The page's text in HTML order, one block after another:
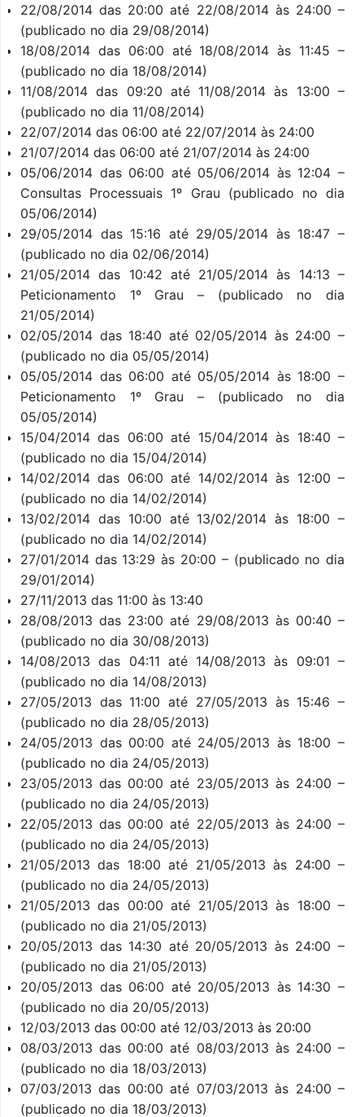
22/08/2014 das 20:00 até 22/08/2014 às 24:00 –
(publicado no dia 29/08/2014)
18/08/2014 das 06:00 até 18/08/2014 às 11:45 –
(publicado no dia 18/08/2014)
11/08/2014 das 09:20 até 11/08/2014 às 13:00 –
(publicado no dia 11/08/2014)
22/07/2014 das 06:00 até 22/07/2014 às 24:00
21/07/2014 das 06:00 até 21/07/2014 às 24:00
05/06/2014 das 06:00 até 05/06/2014 às 12:04 –
Consultas Processuais 1º Grau (publicado no dia
05/06/2014)
29/05/2014 das 15:16 até 29/05/2014 às 18:47 –
(publicado no dia 02/06/2014)
21/05/2014 das 10:42 até 21/05/2014 às 14:13 –
Peticionamento 1º Grau – (publicado no dia
21/05/2014)
02/05/2014 das 18:40 até 02/05/2014 às 24:00 –
(publicado no dia 05/05/2014)
05/05/2014 das 06:00 até 05/05/2014 às 18:00 –
Peticionamento 1º Grau – (publicado no dia
05/05/2014)
15/04/2014 das 06:00 até 15/04/2014 às 18:40 –
(publicado no dia 15/04/2014)
14/02/2014 das 06:00 até 14/02/2014 às 12:00 –
(publicado no dia 14/02/2014)
13/02/2014 das 10:00 até 13/02/2014 às 18:00 –
(publicado no dia 14/02/2014)
27/01/2014 das 13:29 às 20:00 – (publicado no dia
29/01/2014)
27/11/2013 das 11:00 às 13:40
28/08/2013 das 23:00 até 29/08/2013 às 00:40 –
(publicado no dia 30/08/2013)
14/08/2013 das 04:11 até 14/08/2013 às 09:01 –
(publicado no dia 14/08/2013)
27/05/2013 das 11:00 até 27/05/2013 às 15:46 –
(publicado no dia 28/05/2013)
24/05/2013 das 00:00 até 24/05/2013 às 18:00 –
(publicado no dia 24/05/2013)
23/05/2013 das 00:00 até 23/05/2013 às 24:00 –
(publicado no dia 24/05/2013)
22/05/2013 das 00:00 até 22/05/2013 às 24:00 –
(publicado no dia 24/05/2013)
21/05/2013 das 18:00 até 21/05/2013 às 24:00 –
(publicado no dia 24/05/2013)
21/05/2013 das 00:00 até 21/05/2013 às 18:00 –
(publicado no dia 21/05/2013)
20/05/2013 das 14:30 até 20/05/2013 às 24:00 –
(publicado no dia 21/05/2013)
20/05/2013 das 06:00 até 20/05/2013 às 14:30 –
(publicado no dia 20/05/2013)
12/03/2013 das 00:00 até 12/03/2013 às 20:00
08/03/2013 das 00:00 até 08/03/2013 às 24:00 –
(publicado no dia 18/03/2013)
07/03/2013 das 00:00 até 07/03/2013 às 24:00 –
(publicado no dia 18/03/2013)